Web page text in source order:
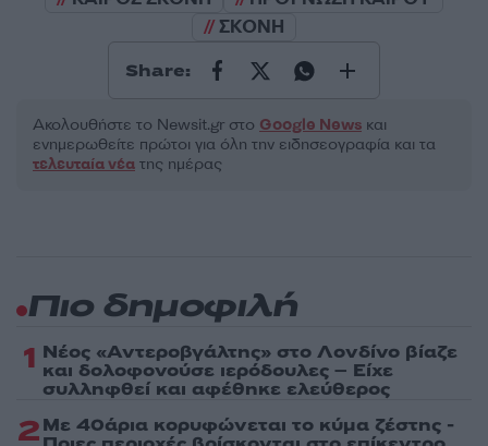
ΣΚΟΝΗ
Share:
Ακολουθήστε το Νewsit.gr στο Google News και
ενημερωθείτε πρώτοι για όλη την ειδησεογραφία και τα
τελευταία νέα της ημέρας
Πιο δημοφιλή
1 Νέος «Αντεροβγάλτης» στο Λονδίνο βίαζε
και δολοφονούσε ιερόδουλες – Είχε
συλληφθεί και αφέθηκε ελεύθερος
2Με 40άρια κορυφώνεται το κύμα ζέστης -